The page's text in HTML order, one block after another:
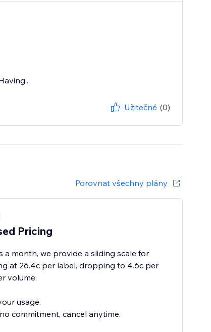
Užitečné (0)
Porovnat všechny plány
Pricing
a month, we provide a sliding scale for
at 26.4c per label, dropping to 4.6c per
volume.
usage.
commitment, cancel anytime.